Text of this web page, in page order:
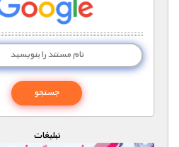
تبليغات